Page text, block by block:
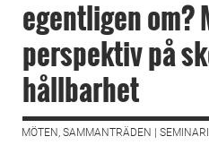
egentligen om?
perspektiv på
hållbarhet
MÖTEN, SAMMANTRÄDEN |